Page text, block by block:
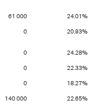
61 000 24.01%
0 20.93%
0 24.28%
0 22.33%
0 18.27%
140 000 22.65%